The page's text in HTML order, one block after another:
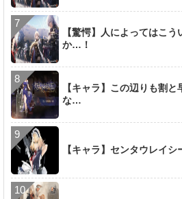
【驚愕】人によってはこ
か…！
【キャラ】この辺りも割
な…
【キャラ】センタウレイ